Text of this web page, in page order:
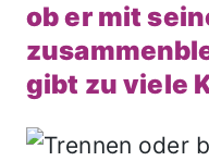
ob er mit
gibt zu viele